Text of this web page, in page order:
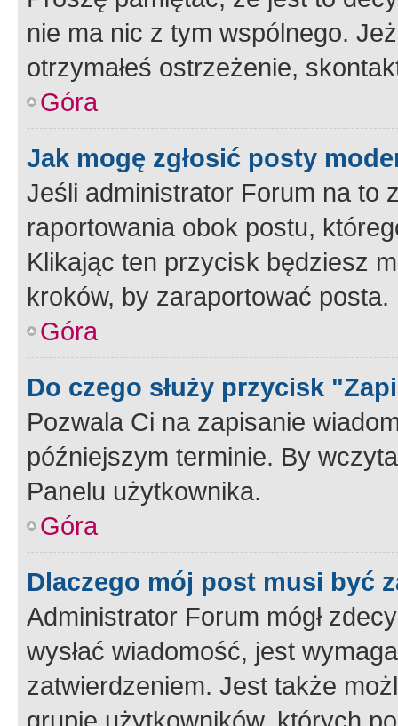
nie ma nic z tym wspólnego.
otrzymałeś ostrzeżenie,
Góra
Jak mogę zgłosić posty
Jeśli administrator Forum na to
raportowania obok postu,
Klikając ten przycisk będziesz
kroków, by zaraportować posta.
Góra
Do czego służy przycisk
Pozwala Ci na zapisanie
późniejszym terminie. By
Panelu użytkownika.
Góra
Dlaczego mój post musi być
Administrator Forum mógł
wysłać wiadomość, jest
zatwierdzeniem. Jest także